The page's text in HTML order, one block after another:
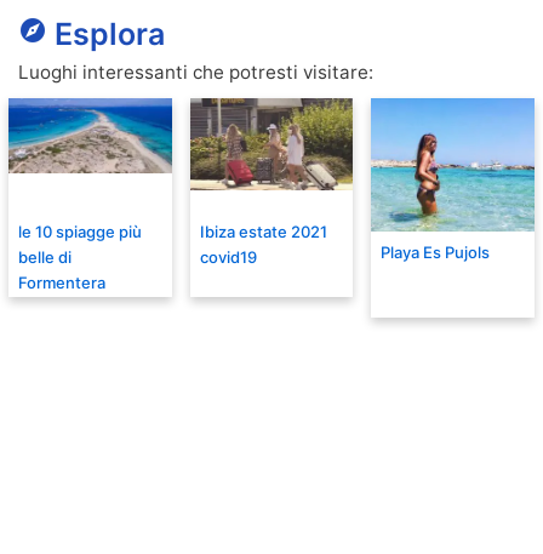
explore Esplora
Luoghi interessanti che potresti visitare:
le 10 spiagge più
belle di
Formentera
Ibiza estate 2021
covid19
Playa Es Pujols